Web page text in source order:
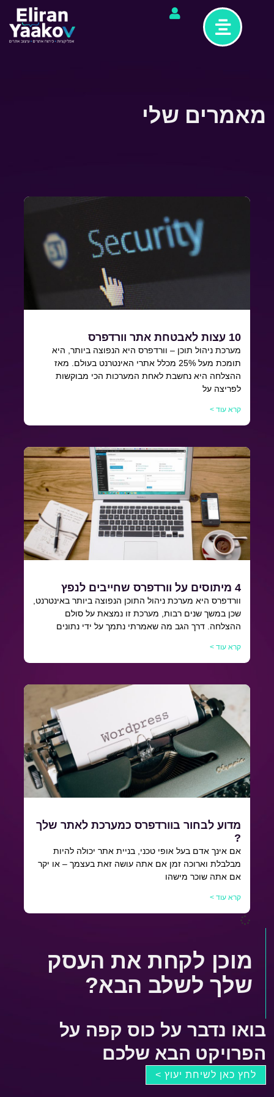
מאמרים שלי
10 עצות לאבטחת אתר וורדפרס
מערכת ניהול תוכן – וורדפרס היא הנפוצה ביותר, היא
תומכת מעל 25% מכלל אתרי האינטרנט בעולם. מאז
ההצלחה היא נחשבת לאחת המערכות הכי מבוקשות
לפריצה על
קרא עוד >
4 מיתוסים על וורדפרס שחייבים לנפץ
וורדפרס היא מערכת ניהול התוכן הנפוצה ביותר באינטרנט,
שכן במשך שנים רבות, מערכת זו נמצאת על סולם
ההצלחה. דרך הגב מה שאמרתי נתמך על ידי נתונים
קרא עוד >
מדוע לבחור בוורדפרס כמערכת לאתר שלך
?
אם אינך אדם בעל אופי טכני, בניית אתר יכולה להיות
מבלבלת וארוכה זמן אם אתה עושה זאת בעצמך – או יקר
אם אתה שוכר מישהו
קרא עוד >
מוכן לקחת את העסק
שלך לשלב הבא?
בואו נדבר על כוס קפה על
הפרויקט הבא שלכם
לחץ כאן לשיחת יעוץ >